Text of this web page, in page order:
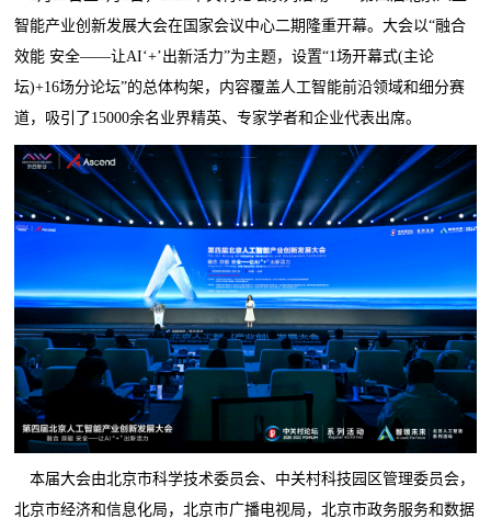
智能产业创新发展大会在国家会议中心二期隆重开幕。大会以“融合
效能 安全——让AI‘+’出新活力”为主题，设置“1场开幕式(主论
坛)+16场分论坛”的总体构架，内容覆盖人工智能前沿领域和细分赛
道，吸引了15000余名业界精英、专家学者和企业代表出席。
本届大会由北京市科学技术委员会、中关村科技园区管理委员会，
北京市经济和信息化局，北京市广播电视局，北京市政务服务和数据